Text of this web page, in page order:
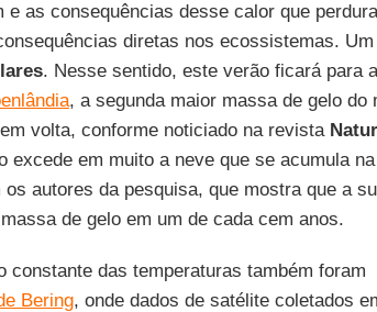
e as consequências desse calor que
diretas nos ecossistemas.
. Nesse sentido, este verão ficará para
, a segunda maior massa de gelo do
volta, conforme noticiado na revista
excede em muito a neve que se acumula
os autores da pesquisa, que mostra que a
de gelo em um de cada cem anos.
constante das temperaturas também foram
Bering, onde dados de satélite coletados